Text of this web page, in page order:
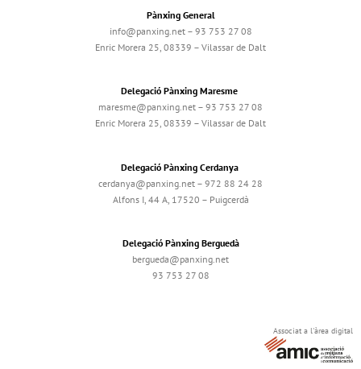
Pànxing General
info@panxing.net – 93 753 27 08
Enric Morera 25, 08339 – Vilassar de Dalt
Delegació Pànxing Maresme
maresme@panxing.net – 93 753 27 08
Enric Morera 25, 08339 – Vilassar de Dalt
Delegació Pànxing Cerdanya
cerdanya@panxing.net – 972 88 24 28
Alfons I, 44 A, 17520 – Puigcerdà
Delegació Pànxing Berguedà
bergueda@panxing.net
93 753 27 08
Associat a l'àrea digital